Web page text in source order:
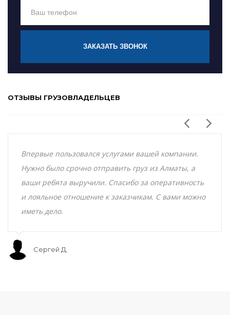
ЗАКАЗАТЬ ЗВОНОК
ОТЗЫВЫ ГРУЗОВЛАДЕЛЬЦЕВ
Впервые пользовался услугами вашей компании.
Нужно было срочно отправить груз из Алматы, а
ваши ребята выручили. Спасибо за оперативность
и лояльное отношение к заказчикам. С вами можно
иметь дело.
Сергей Д.